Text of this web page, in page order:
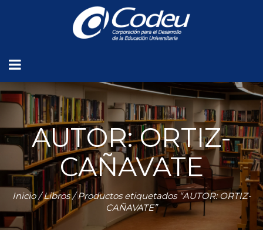
AUTOR: ORTIZ-
CAÑAVATE
Inicio/Libros/ Productos etiquetados “AUTOR: ORTIZ-
CAÑAVATE”